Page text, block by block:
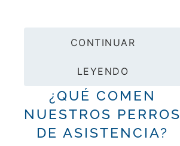
CONTINUAR
LEYENDO
¿QUÉ COMEN
NUESTROS PERROS
DE ASISTENCIA?